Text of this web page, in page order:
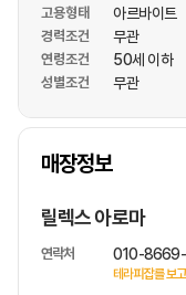
고용형태 아르바이트
경력조건 무관
연령조건 50세 이하
성별조건 무관
매장정보
상호명
릴렉스 아로마
연락처 010-
테라피잡를 보